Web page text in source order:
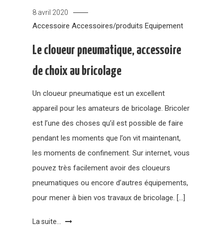
8 avril 2020
Accessoire Accessoires/produits Equipement
Le cloueur pneumatique, accessoire
de choix au bricolage
Un cloueur pneumatique est un excellent
appareil pour les amateurs de bricolage. Bricoler
est l’une des choses qu’il est possible de faire
pendant les moments que l’on vit maintenant,
les moments de confinement. Sur internet, vous
pouvez très facilement avoir des cloueurs
pneumatiques ou encore d’autres équipements,
pour mener à bien vos travaux de bricolage. […]
La suite...